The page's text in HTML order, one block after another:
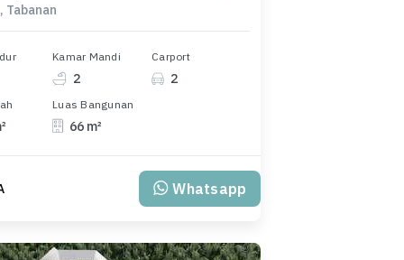
Tabanan
Kamar Mandi
2
Carport
2
Luas Bangunan
66 m²
Whatsapp